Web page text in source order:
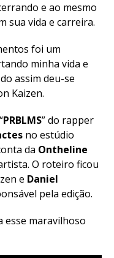
e ao mesmo
sua vida e carreira.
foi um
minha vida e
assim deu-se
Kaizen.
PRBLMS” do rapper
no estúdio
da Ontheline
O roteiro ficou
e Daniel
pela edição.
esse maravilhoso